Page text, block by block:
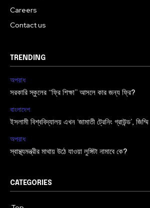
Careers
Contact us
TRENDING
অপরাধ
সরকারি স্কুলের “ফ্রি শিক্ষা” আসলে কার জন্য ফ্রি?
বাংলাদেশ
ইসলামী বিশ্ববিদ্যালয় এখন ‘জামাতী ট্রেনিং গ্রাউন্ড’, জিম্মি
অপরাধ
স্বাস্থ্যমন্ত্রীর মাথায় উঠে যাওয়া লুঙ্গিটা নামাবে কে?
CATEGORIES